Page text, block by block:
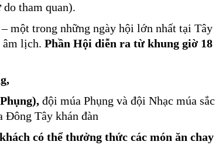
tham quan).
– một trong những ngày hội lớn nhất tại Tây
âm lịch. Phần Hội diễn ra từ khung giờ 18
đội múa Phụng và đội Nhạc múa sắc
Đông Tây khán đàn
có thể thưởng thức các món ăn chay